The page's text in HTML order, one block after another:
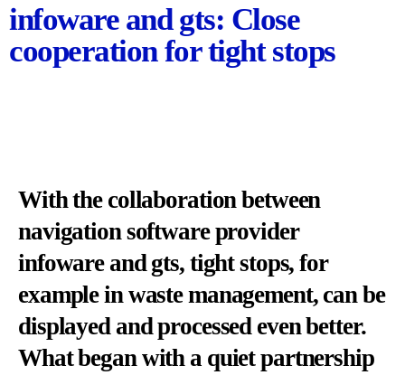
infoware and gts: Close
cooperation for tight stops
With the collaboration between
navigation software provider
infoware and gts, tight stops, for
example in waste management, can be
displayed and processed even better.
What began with a quiet partnership